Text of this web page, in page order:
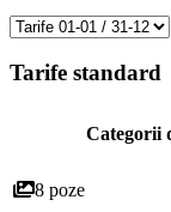
Tarife standard
Categorii
8 poze